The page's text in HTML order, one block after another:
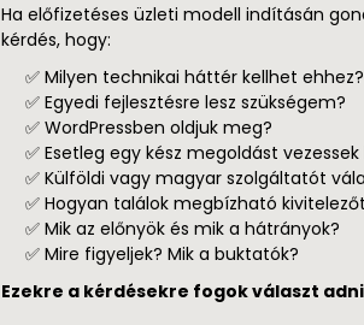
Ha előfizetéses üzleti modell indításán
kérdés, hogy:
✅ Milyen technikai háttér kellhet ehhez?
✅ Egyedi fejlesztésre lesz szükségem?
✅ WordPressben oldjuk meg?
✅ Esetleg egy kész megoldást vezessek
✅ Külföldi vagy magyar szolgáltatót
✅ Hogyan találok megbízható
✅ Mik az előnyök és mik a hátrányok?
✅ Mire figyeljek? Mik a buktatók?
Ezekre a kérdésekre fogok választ